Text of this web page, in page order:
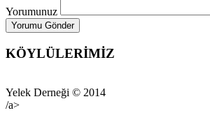
Yorumunuz
KÖYLÜLERİMİZ
Yelek Derneği © 2014
/a>